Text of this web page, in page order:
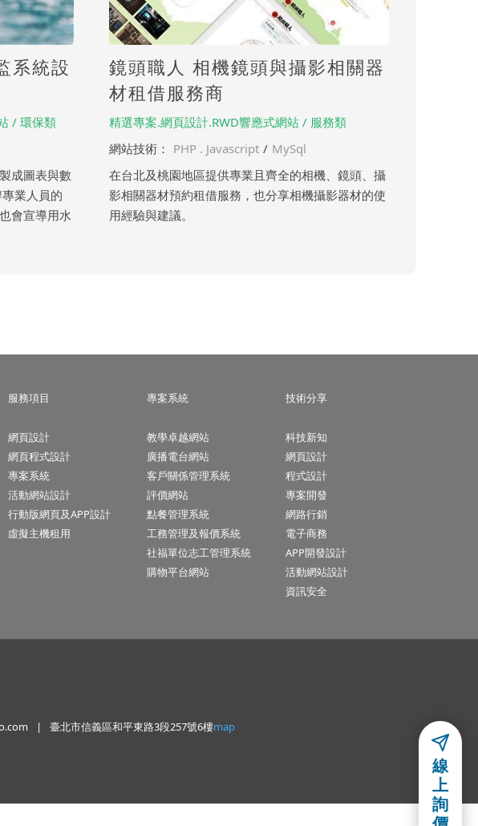
系統設
/ 環保類
成圖表與數
業人員的
會宣導用水
鏡頭職人 相機鏡頭與攝影相關器
材租借服務商
精選專案.網頁設計.RWD響應式網站 / 服務類
網站技術： PHP . Javascript / MySql
在台北及桃園地區提供專業且齊全的相機、鏡頭、攝
影相關器材預約租借服務，也分享相機攝影器材的使
用經驗與建議。
服務項目
網頁設計
網頁程式設計
專案系統
活動網站設計
行動版網頁及APP設計
虛擬主機租用
專案系統
教學卓越網站
廣播電台網站
客戶關係管理系統
評價網站
點餐管理系統
工務管理及報價系統
社福單位志工管理系統
購物平台網站
技術分享
科技新知
網頁設計
程式設計
專案開發
網路行銷
電子商務
APP開發設計
活動網站設計
資訊安全
| 臺北市信義區和平東路3段257號6樓map
線
上
詢
價